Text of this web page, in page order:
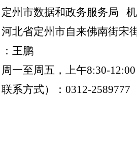
州市数据和政务服务局
河北省定州市自来佛南街宋
王鹏
周一至周五， 上午8:30-12:00
系方式）
： 0312-2589777